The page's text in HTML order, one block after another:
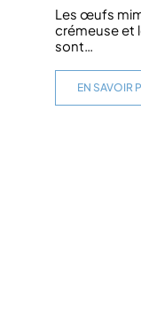
Les œufs
crémeuse et
sont…
EN SAVOIR